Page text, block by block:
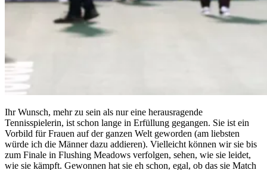
Ihr Wunsch, mehr zu sein als nur eine herausragende
Tennisspielerin, ist schon lange in Erfüllung gegangen. Sie ist ein
Vorbild für Frauen auf der ganzen Welt geworden (am liebsten
würde ich die Männer dazu addieren). Vielleicht können wir sie bis
zum Finale in Flushing Meadows verfolgen, sehen, wie sie leidet,
wie sie kämpft. Gewonnen hat sie eh schon, egal, ob das sie Match